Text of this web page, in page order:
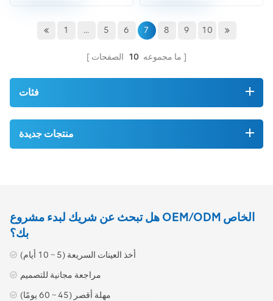
1 ... 5 6 7 8 9 10
ما مجموعه 10 الصفحات
فئات
منتجات جديدة
هل تبحث عن شريك لبدء مشروع OEM/ODM الخاص
بك؟
أخذ العينات السريعة (5 ~ 10 أيام)
مراجعة مجانية للتصميم
مهلة أقصر (45 ~ 60 يومًا)